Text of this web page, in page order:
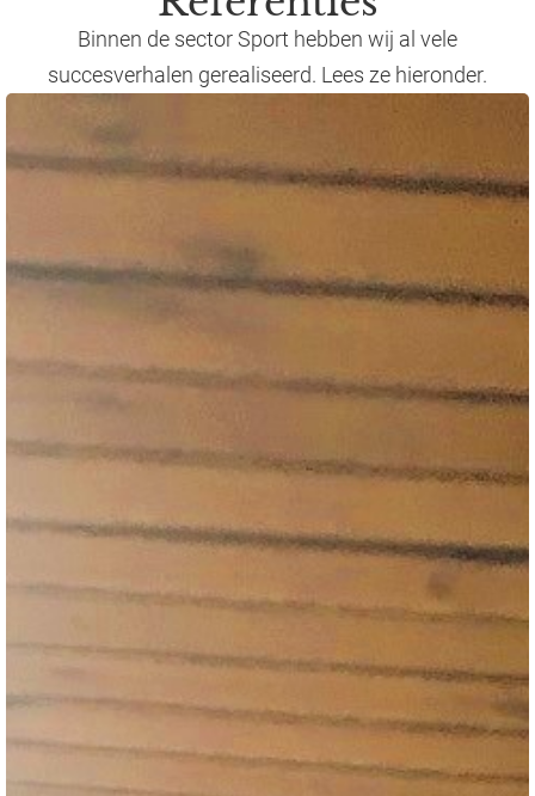
Binnen de sector Sport hebben wij al vele
succesverhalen gerealiseerd. Lees ze hieronder.